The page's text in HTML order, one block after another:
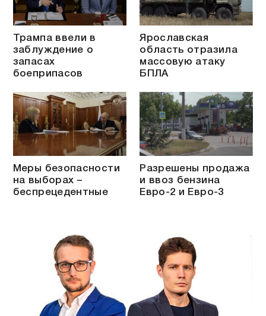
Трампа ввели в
заблуждение о
запасах
боеприпасов
Ярославская
область отразила
массовую атаку
БПЛА
Меры безопасности
на выборах –
беспрецедентные
Разрешены продажа
и ввоз бензина
Евро-2 и Евро-3